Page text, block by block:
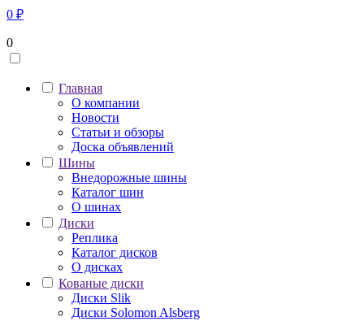
0 ₽
0
Главная
О компании
Новости
Статьи и обзоры
Доска объявлений
Шины
Внедорожные шины
Каталог шин
О шинах
Диски
Реплика
Каталог дисков
О дисках
Кованые диски
Диски Slik
Диски Solomon Alsberg